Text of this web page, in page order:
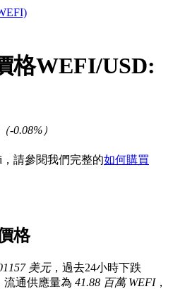
格WEFI/USD:
（-0.08%）
請參閱我們完整的如何購買
格
美元，過去24小時下跌
流通供應量為 41.88 百萬 WEFI，